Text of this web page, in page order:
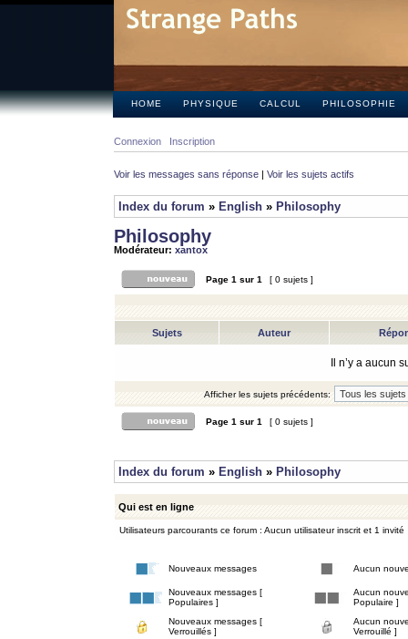
HOME PHYSIQUE CALCUL PHILOSOPHIE
Connexion Inscription
Voir les messages sans réponse | Voir les sujets actifs
Index du forum » English » Philosophy
Philosophy
Modérateur: xantox
Page 1 sur 1 [ 0 sujets ]
Sujets Auteur
Il n’y a aucun
Afficher les sujets précédents:
Page 1 sur 1 [ 0 sujets ]
Index du forum » English » Philosophy
Qui est en ligne
Utilisateurs parcourants ce forum : Aucun utilisateur inscrit et 1 invité
Nouveaux messages Aucun
Nouveaux messages [
Populaires ]
Aucun
Populaire ]
Nouveaux messages [
Verrouillés ]
Aucun
Verrouillé ]